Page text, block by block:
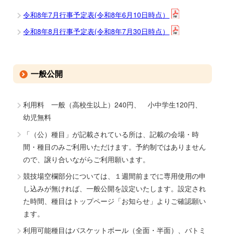
令和8年7月行事予定表(令和8年6月10日時点）
令和8年8月行事予定表(令和8年7月30日時点）
一般公開
利用料 一般（高校生以上）240円、 小中学生120円、
幼児無料
「（公）種目」が記載されている所は、記載の会場・時
間・種目のみご利用いただけます。予約制ではありません
ので、譲り合いながらご利用願います。
競技場空欄部分については、１週間前までに専用使用の申
し込みが無ければ、一般公開を設定いたします。設定され
た時間、種目はトップページ「お知らせ」よりご確認願い
ます。
利用可能種目はバスケットボール（全面・半面）、バトミ